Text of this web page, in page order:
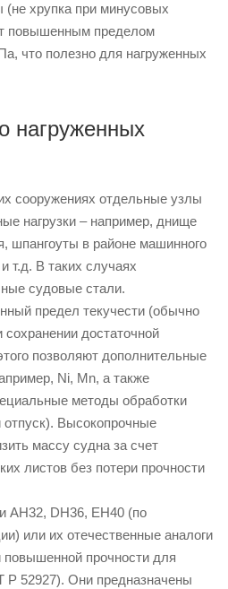
хрупка при минусовых
повышенным пределом
что полезно для нагруженных
нагруженных
сооружениях отдельные узлы
нагрузки – например, днище
шпангоуты в районе машинного
т.д. В таких случаях
судовые стали.
предел текучести (обычно
достаточной
позволяют дополнительные
Ni, Mn, а также
методы обработки
отпуск). Высокопрочные
массу судна за счет
листов без потери прочности
AH32, DH36, EH40 (по
или их отечественные аналоги
прочности для
Р 52927). Они предназначены